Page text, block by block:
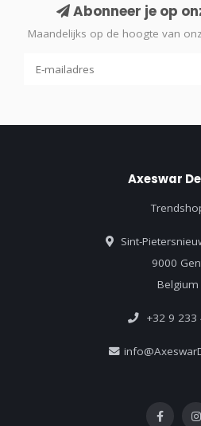
Abonneer je op
Maandelijks op de hoogte van
Axeswar
Sint-
9000
Belgium
+32 9 233